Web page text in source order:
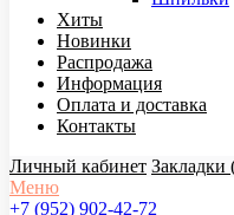
Хиты
Новинки
Распродажа
Информация
Оплата и доставка
Контакты
Личный кабинет Закладки
Меню
+7 (952) 902-42-72